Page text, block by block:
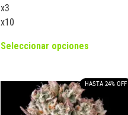
x3
x10
Seleccionar opciones
HASTA 24% OFF